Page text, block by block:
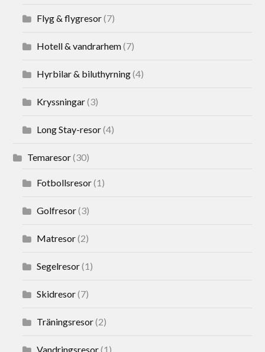
Flyg & flygresor(7)
Hotell & vandrarhem(7)
Hyrbilar & biluthyrning(4)
Kryssningar(3)
Long Stay-resor(4)
Temaresor(30)
Fotbollsresor(1)
Golfresor(3)
Matresor(2)
Segelresor(1)
Skidresor(7)
Träningsresor(2)
Vandringsresor(1)